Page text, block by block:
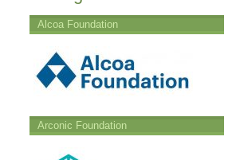
Alcoa Foundation
Arconic Foundation